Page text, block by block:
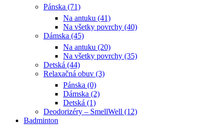
Pánska (71)
Na antuku (41)
Na všetky povrchy (40)
Dámska (45)
Na antuku (20)
Na všetky povrchy (35)
Detská (44)
Relaxačná obuv (3)
Pánska (0)
Dámska (2)
Detská (1)
Deodorizéry – SmellWell (12)
Badminton